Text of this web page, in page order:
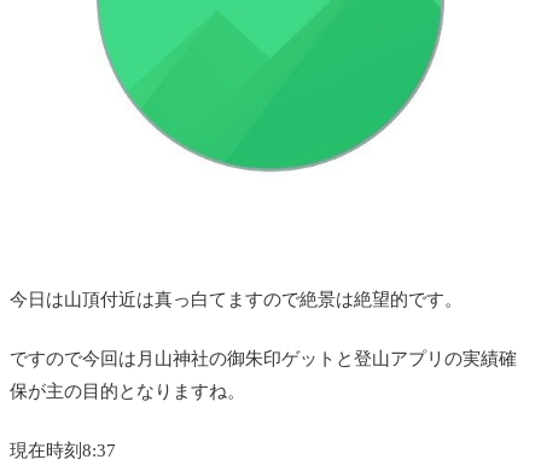
今日は山頂付近は真っ白てますので絶景は絶望的です。
ですので今回は月山神社の御朱印ゲットと登山アプリの実績確
保が主の目的となりますね。
現在時刻8:37